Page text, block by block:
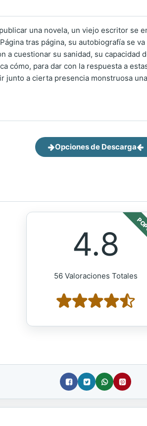
una novela, un viejo escritor se
tras página, su autobiografía se
a cuestionar su sanidad, su capacidad
cómo, para dar con la respuesta a
junto a cierta presencia monstruosa
Opciones de Descarga
4.8
56 Valoraciones Totales